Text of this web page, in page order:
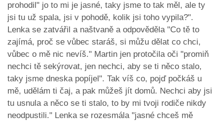
prohodil" jo to mi je jasné, taky jsme to tak měl, ale ty
jsi tu už spala, jsi v pohodě, kolik jsi toho vypila?".
Lenka se zatvářil a naštvaně a odpověděla "Co tě to
zajímá, proč se vůbec staráš, si můžu dělat co chci,
vůbec o mě nic nevíš." Martin jen protočila oči "promiň
nechci tě sekýrovat, jen nechci, aby se ti něco stalo,
taky jsme dneska popíjel". Tak víš co, pojď počkáš u
mě, udělám ti čaj, a pak můžeš jít domů. Nechci aby jsi
tu usnula a něco se ti stalo, to by mi tvoji rodiče nikdy
neodpustili." Lenka se rozesmála "jasné chceš mě